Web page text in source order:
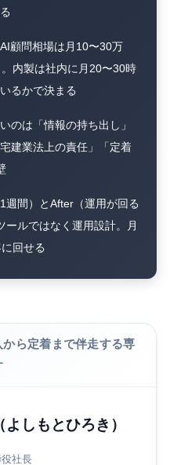
顧問相場は月10〜30万
内製は社内に月20〜30時
るかで決まる
のは「情報の持ち出し」
建業法上の責任」「定着
週間）とAfter（運用が回る
ールではなく運用設計。月
回せる
ら定着まで伴走する専
しもとひろき）
社長